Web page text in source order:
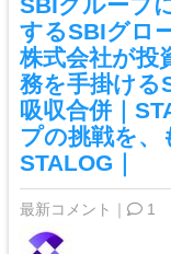
するSBIグロ
株式会社が投
務を手掛ける
吸収合併｜
プの挑戦を、
STALOG｜
最新コメント｜ 1